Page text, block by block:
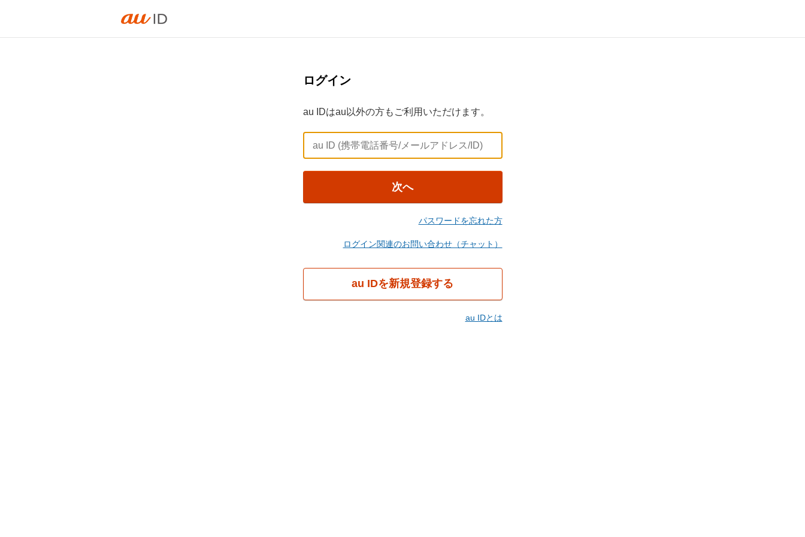
ログイン
au IDはau以外の方もご利用いただけます。
次へ
パスワードを忘れた方
ログイン関連のお問い合わせ（チャット）
au IDを新規登録する
au IDとは